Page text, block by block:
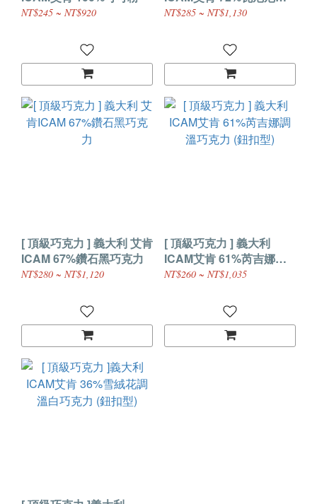
NT$245 ~ NT$920
溫巧克力 (鈕扣型)
NT$285 ~ NT$1,130
[ 頂級巧克力 ] 義大利 艾肯
ICAM 67%鑽石黑巧克力
NT$280 ~ NT$1,120
[ 頂級巧克力 ] 義大利
ICAM艾肯 61%芮吉娜調
溫巧克力 (鈕扣型)
NT$260 ~ NT$1,035